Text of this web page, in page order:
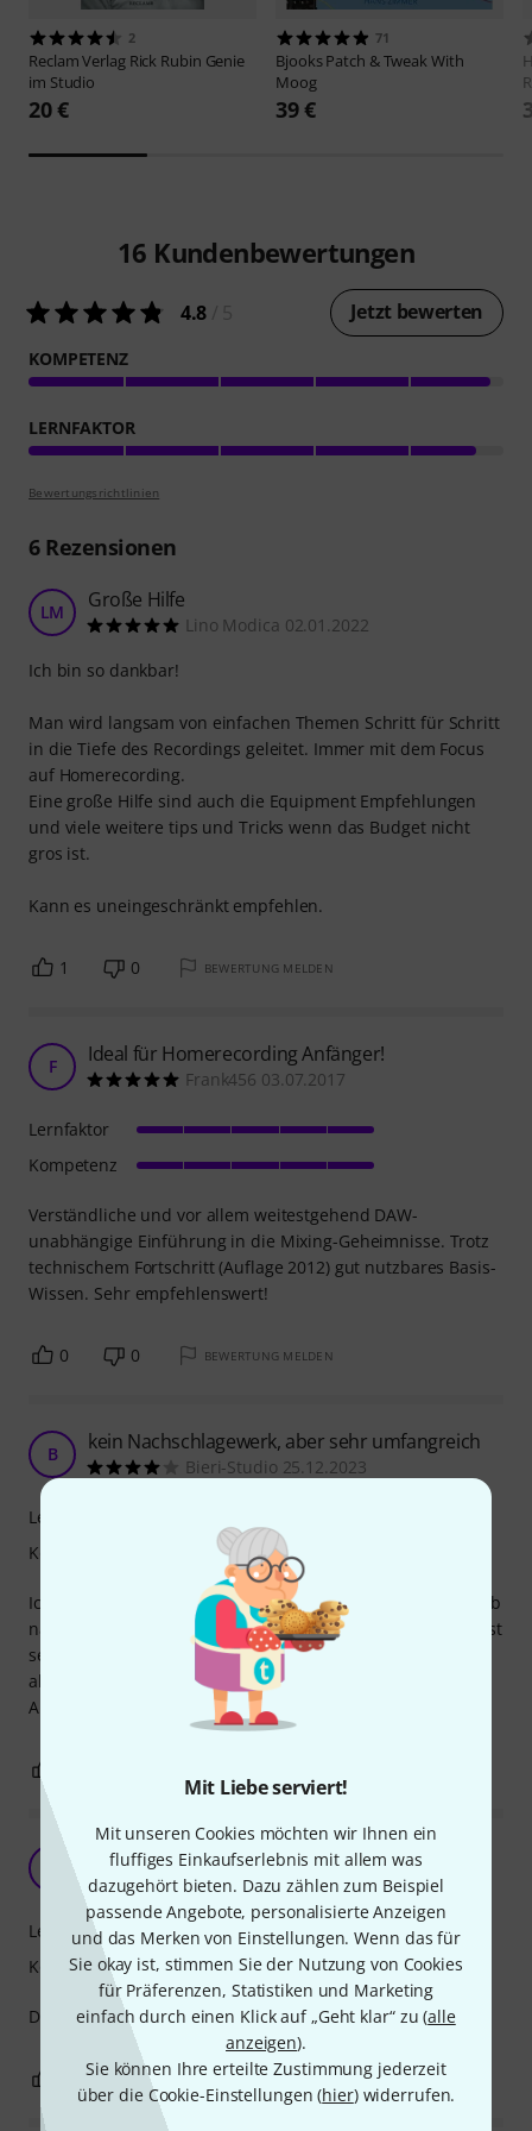
Mit Liebe serviert!
Mit unseren Cookies möchten wir Ihnen ein
fluffiges Einkaufserlebnis mit allem was
dazugehört bieten. Dazu zählen zum Beispiel
passende Angebote, personalisierte Anzeigen
und das Merken von Einstellungen. Wenn das für
Sie okay ist, stimmen Sie der Nutzung von Cookies
für Präferenzen, Statistiken und Marketing
einfach durch einen Klick auf „Geht klar“ zu (alle
anzeigen).
Sie können Ihre erteilte Zustimmung jederzeit
über die Cookie-Einstellungen (hier) widerrufen.
2
Reclam Verlag Rick Rubin Genie
im Studio
20 €
71
BjooksPatch & Tweak With
Moog
39 €
16 Kundenbewertungen
4.8 Jetzt bewerten
KOMPETENZ
LERNFAKTOR
Bewertungsrichtlinien
6Rezensionen
LM Große Hilfe
Lino Modica 02.01.2022
Ich bin so dankbar!
Man wird langsam von einfachen Themen Schritt für Schritt
in die Tiefe des Recordings geleitet. Immer mit dem Focus
auf Homerecording.
Eine große Hilfe sind auch die Equipment Empfehlungen
und viele weitere tips und Tricks wenn das Budget nicht
gros ist.
Kann es uneingeschränkt empfehlen.
1 0 BEWERTUNG MELDEN
F Ideal für Homerecording Anfänger!
Frank456 03.07.2017
Verständliche und vor allem weitestgehend DAW-
unabhängige Einführung in die Mixing-Geheimnisse. Trotz
technischem Fortschritt (Auflage 2012) gut nutzbares Basis-
Wissen. Sehr empfehlenswert!
Lernfaktor
Kompetenz
0 0 BEWERTUNG MELDEN
B kein Nachschlagewerk, aber sehr umfangreich
Bieri-Studio 25.12.2023
Ich bin recht neu in der Welt des Mixings und habe deshalb
nach einem Leitfaden für den Einstieg gesucht. Das Buch ist
sehr detailliert und behandelt viele Themen, es eignet sich
allerdings nicht zum schnellen Nachschlagen. Für
Anregungen am Anfang ist es aber unschlagbar.
Lernfaktor
Kompetenz
Nettes Buch zum lernen
PsyKotropic 04.07.2022
Dieses buch ist eine super Unterstützung zum lernen.
Lernfaktor
Kompetenz
0 BEWERTUNG MELDEN